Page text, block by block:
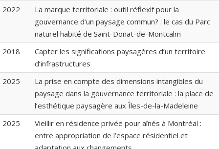
2022
La marque territoriale : outil réflexif pour la
gouvernance d’un paysage commun? : le cas du Parc
naturel habité de Saint-Donat-de-Montcalm
2018
Capter les significations paysagères d’un territoire
d’infrastructures
2025
La prise en compte des dimensions intangibles du
paysage dans la gouvernance territoriale : la place de
l’esthétique paysagère aux Îles-de-la-Madeleine
2025
Vieillir en résidence privée pour aînés à Montréal :
entre appropriation de l’espace résidentiel et